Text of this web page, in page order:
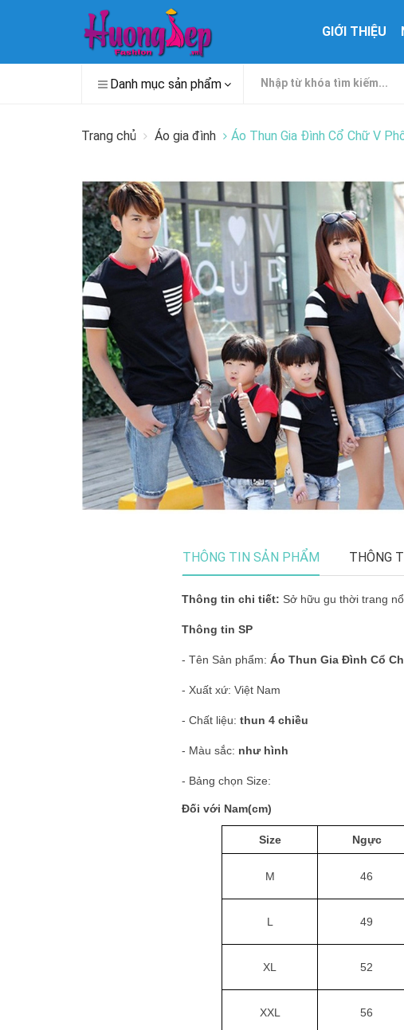
GIỚI THIỆU
Danh mục sản phẩm
Trang chủ Áo gia đình Áo Thun Gia Đình Cổ Chữ V
THÔNG TIN SẢN PHẨM THÔNG
Thông tin chi tiết: Sở hữu gu thời trang
Thông tin SP
- Tên Sản phẩm: Áo Thun Gia Đình Cổ
- Xuất xứ: Việt Nam
- Chất liệu: thun 4 chiều
- Màu sắc: như hình
- Bảng chọn Size:
Đối với Nam(cm)
Size Ngực
M 46
L 49
XL 52
XXL 56